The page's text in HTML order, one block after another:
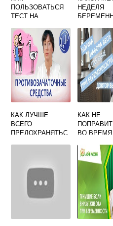
ПОЛЬЗОВАТЬСЯ
ТЕСТ НА
CLEARBLUE
НЕДЕЛЯ
КАК ЛУЧШЕ
ВСЕГО
ПРЕДОХРАНЯТЬС
КАК НЕ
ВО ВРЕМЯ
ФОРУМ